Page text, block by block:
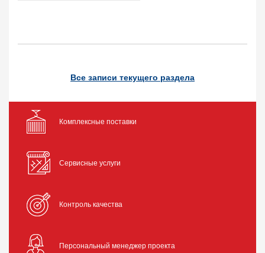
Все записи текущего раздела
Комплексные поставки
Сервисные услуги
Контроль качества
Персональный менеджер проекта